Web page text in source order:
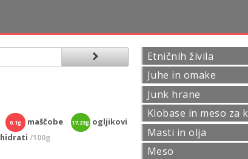
0.1g maščobe 17.23gogljikovi
hidrati /100g
Etničnih živila
Juhe in omake
Junk hrane
Klobase in meso za
Masti in olja
Meso